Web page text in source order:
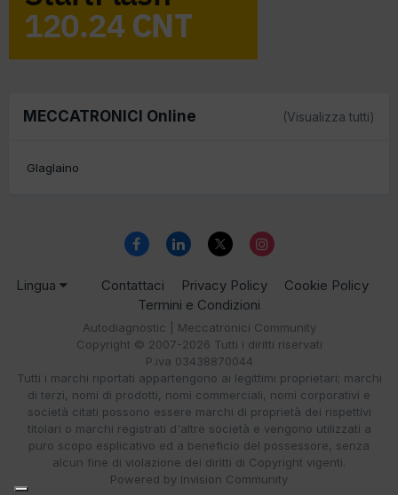
MECCATRONICI Online (Visualizza tutti)
Glaglaino
Lingua Contattaci Privacy Policy
Cookie Policy
Termini e Condizioni
Autodiagnostic | Meccatronici Community
Copyright © 2007-2026 Tutti i diritti riservati
P.iva 03438870044
Tutti i marchi riportati appartengono ai legittimi proprietari; marchi
di terzi, nomi di prodotti, nomi commerciali, nomi corporativi e
società citati possono essere marchi di proprietà dei rispettivi
titolari o marchi registrati d'altre società e vengono utilizzati a
puro scopo esplicativo ed a beneficio del possessore, senza
alcun fine di violazione dei diritti di Copyright vigenti.
Powered by Invision Community